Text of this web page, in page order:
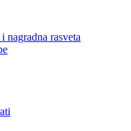
nagradna rasveta